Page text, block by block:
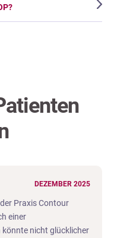
DEZEMBER 2025
hatte ich
bei Herrn Dr.
Er hatte mir direkt ein